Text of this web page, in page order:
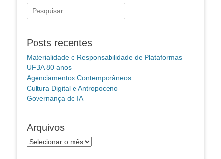
Pesquisar
por:
Posts recentes
Materialidade e Responsabilidade de Plataformas
UFBA 80 anos
Agenciamentos Contemporâneos
Cultura Digital e Antropoceno
Governança de IA
Arquivos
Arquivos